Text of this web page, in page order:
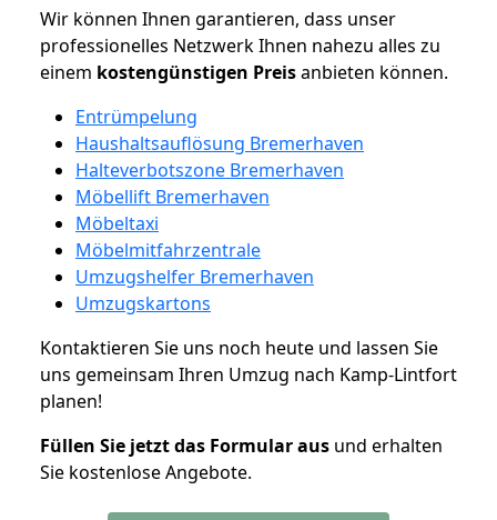
Wir können Ihnen garantieren, dass unser
professionelles Netzwerk Ihnen nahezu alles zu
einem kostengünstigen Preisanbieten können.
Entrümpelung
Haushaltsauflösung Bremerhaven
Halteverbotszone Bremerhaven
Möbellift Bremerhaven
Möbeltaxi
Möbelmitfahrzentrale
Umzugshelfer Bremerhaven
Umzugskartons
Kontaktieren Sie uns noch heute und lassen Sie
uns gemeinsam Ihren Umzug nach Kamp-Lintfort
planen!
Füllen Sie jetzt das Formular aus und erhalten
Sie kostenlose Angebote.